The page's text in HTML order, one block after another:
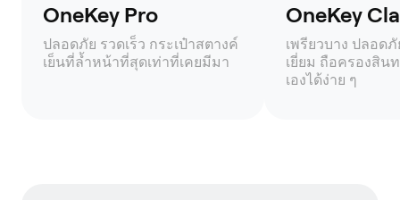
OneKey Pro
ปลอดภัย รวดเร็ว กระเป๋าสตางค์
เย็นที่ล้ำหน้าที่สุดเท่าที่เคยมีมา
OneKey
เพรียวบาง ปลอด
เยี่ยม ถือครองสิน
เองได้ง่าย ๆ